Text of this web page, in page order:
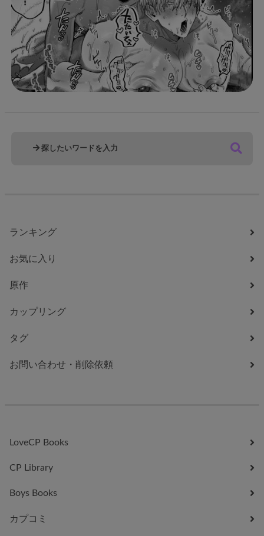
ランキング
お気に入り
原作
カップリング
タグ
お問い合わせ・削除依頼
LoveCP Books
CP Library
Boys Books
カプコミ